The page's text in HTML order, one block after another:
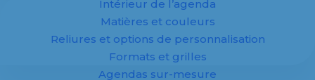
Intérieur de l’agenda
Matières et couleurs
Reliures et options de personnalisation
Formats et grilles
Agendas sur-mesure